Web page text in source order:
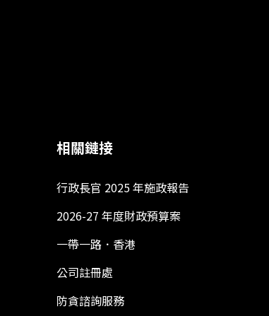
相關鏈接
行政長官 2025 年施政報告
2026-27 年度財政預算案
一帶一路．香港
公司註冊處
防貪諮詢服務